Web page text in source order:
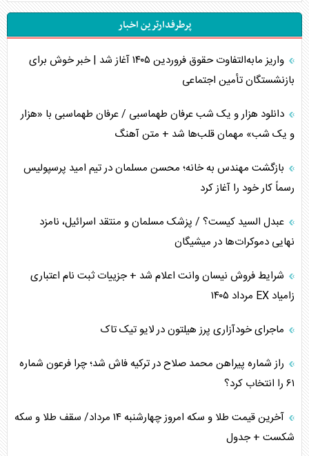
تحلیل جامع پدیده تراستی‌ها
تأثیر جنگ ایران و آمریکا بر اقتصاد جهانی
اربعین، کابوس مشترک تل‌آویو-واشنگتن
برنامه هفتم توسعه در نقطه کور سیاستگذاری
کنوانسیون دریای خزر در راستای منافع ملی است؟
اوکراین بازوی مخرب آمریکا در غرب آسیا
اهمیت راهبردی اردن برای آمریکا
پیام، ظرفیت بالفعل‌نشده تجارت ایران
همسویی عربستان با سنتکام علیه متحدان ایران
ترامپ و توهم خلع سلاح حماس
پرطرفدارترین اخبار
واریز مابه‌التفاوت حقوق فروردین ۱۴۰۵ آغاز شد | خبر خوش برای
بازنشستگان تأمین اجتماعی
دانلود هزار و یک شب عرفان طهماسبی / عرفان طهماسبی با «هزار
و یک شب» مهمان قلب‌ها شد + متن آهنگ
بازگشت مهندس به خانه؛ محسن مسلمان در تیم امید پرسپولیس
رسماً کار خود را آغاز کرد
عبدل السید کیست؟ / پزشک مسلمان و منتقد اسرائیل، نامزد
نهایی دموکرات‌ها در میشیگان
شرایط فروش نیسان وانت اعلام شد + جزییات ثبت نام اعتباری
زامیاد EX مرداد ۱۴۰۵
ماجرای خودآزاری پرز هیلتون در لایو تیک تاک
راز شماره پیراهن محمد صلاح در ترکیه فاش شد؛ چرا فرعون شماره
۶۱ را انتخاب کرد؟
آخرین قیمت طلا و سکه امروز چهارشنبه ۱۴ مرداد/ سقف طلا و سکه
شکست + جدول